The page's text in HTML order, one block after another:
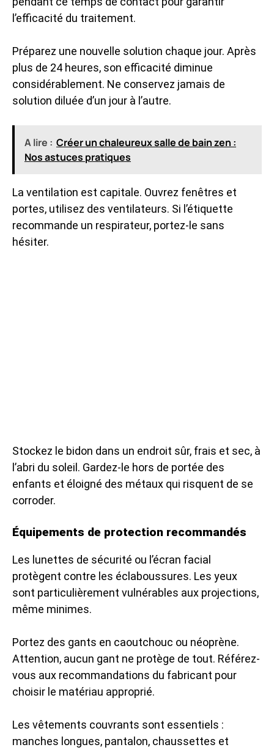
l’efficacité du traitement.
Préparez une nouvelle solution chaque jour. Après
plus de 24 heures, son efficacité diminue
considérablement. Ne conservez jamais de
solution diluée d’un jour à l’autre.
A lire : Créer un chaleureux salle de bain zen :
Nos astuces pratiques
La ventilation est capitale. Ouvrez fenêtres et
portes, utilisez des ventilateurs. Si l’étiquette
recommande un respirateur, portez-le sans
hésiter.
Stockez le bidon dans un endroit sûr, frais et sec, à
l’abri du soleil. Gardez-le hors de portée des
enfants et éloigné des métaux qui risquent de se
corroder.
Équipements de protection recommandés
Les lunettes de sécurité ou l’écran facial
protègent contre les éclaboussures. Les yeux
sont particulièrement vulnérables aux projections,
même minimes.
Portez des gants en caoutchouc ou néoprène.
Attention, aucun gant ne protège de tout. Référez-
vous aux recommandations du fabricant pour
choisir le matériau approprié.
Les vêtements couvrants sont essentiels :
manches longues, pantalon, chaussettes et